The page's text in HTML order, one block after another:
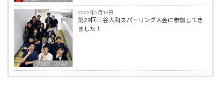
ブログ（ジム）
2023年5月16日
第29回三谷大和スパーリング大会に参加してき
ました！